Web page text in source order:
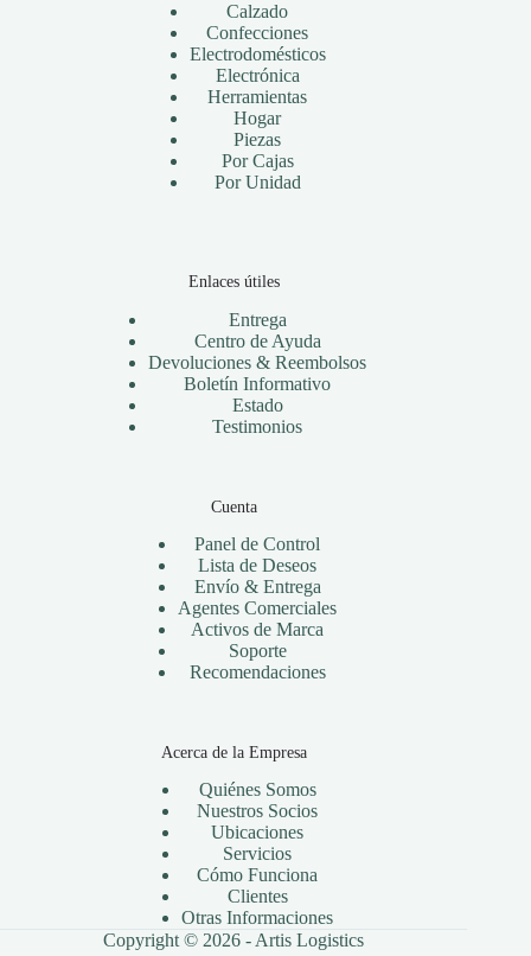
Calzado
Confecciones
Electrodomésticos
Electrónica
Herramientas
Hogar
Piezas
Por Cajas
Por Unidad
Enlaces útiles
Entrega
Centro de Ayuda
Devoluciones & Reembolsos
Boletín Informativo
Estado
Testimonios
Cuenta
Panel de Control
Lista de Deseos
Envío & Entrega
Agentes Comerciales
Activos de Marca
Soporte
Recomendaciones
Acerca de la Empresa
Quiénes Somos
Nuestros Socios
Ubicaciones
Servicios
Cómo Funciona
Clientes
Otras Informaciones
Copyright © 2026 - Artis Logistics